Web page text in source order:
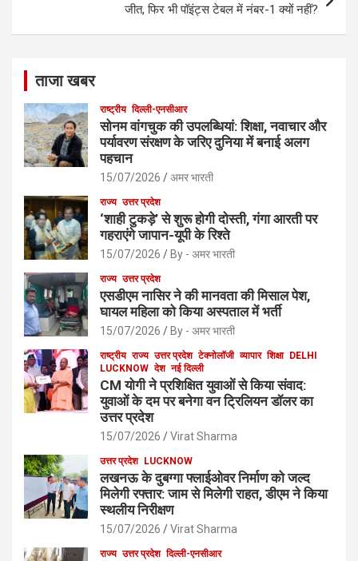
जीत, फिर भी पॉइंट्स टेबल में नंबर-1 क्यों नहीं?
ताजा खबर
राष्ट्रीय दिल्ली-एनसीआर
सोनम वांगचुक की उपलब्धियां: शिक्षा, नवाचार और
पर्यावरण संरक्षण के जरिए दुनिया में बनाई अलग
पहचान
15/07/2026 अमर भारती
राज्य उत्तर प्रदेश
‘शाही टुकड़े’ से शुरू होगी दोस्ती, गंगा आरती पर
गहराएंगे जापान-यूपी के रिश्ते
15/07/2026 By - अमर भारती
राज्य उत्तर प्रदेश
एसडीएम नासिर ने की मानवता की मिसाल पेश,
घायल महिला को किया अस्पताल में भर्ती
15/07/2026 By - अमर भारती
राष्ट्रीय राज्य उत्तर प्रदेश टेक्नोलॉजी व्यापार शिक्षा DELHI
LUCKNOW देश नई दिल्ली
CM योगी ने प्रशिक्षित युवाओं से किया संवाद:
युवाओं के दम पर बनेगा वन ट्रिलियन डॉलर का
उत्तर प्रदेश
15/07/2026 Virat Sharma
उत्तर प्रदेश LUCKNOW
लखनऊ के दुबग्गा फ्लाईओवर निर्माण को जल्द
मिलेगी रफ्तार: जाम से मिलेगी राहत, डीएम ने किया
स्थलीय निरीक्षण
15/07/2026 Virat Sharma
राज्य उत्तर प्रदेश दिल्ली-एनसीआर